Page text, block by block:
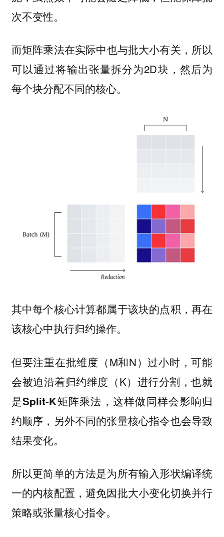
次不变性。
而矩阵乘法在实际中也与批大小有关，所以
可以通过将输出张量拆分为2D块，然后为
每个块分配不同的核心。
其中每个核心计算都属于该块的点积，再在
该核心中执行归约操作。
但要注重在批维度（M和N）过小时，可能
会被迫沿着归约维度（K）进行分割，也就
是Split-K矩阵乘法 ，这样做同样会影响归
约顺序，另外不同的张量核心指令也会导致
结果变化。
所以更简单的方法是为所有输入形状编译统
一的内核配置，避免因批大小变化切换并行
策略或张量核心指令。